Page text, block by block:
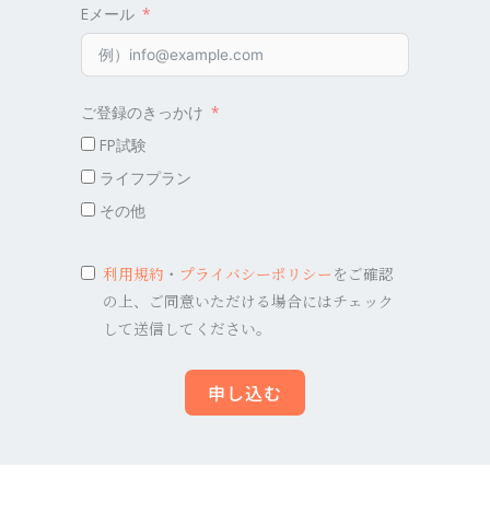
Eメール
ご登録のきっかけ
FP試験
ライフプラン
その他
利用規約 ・ プライバシーポリシー をご確認
の上、ご同意いただける場合にはチェック
して送信してください。
申し込む